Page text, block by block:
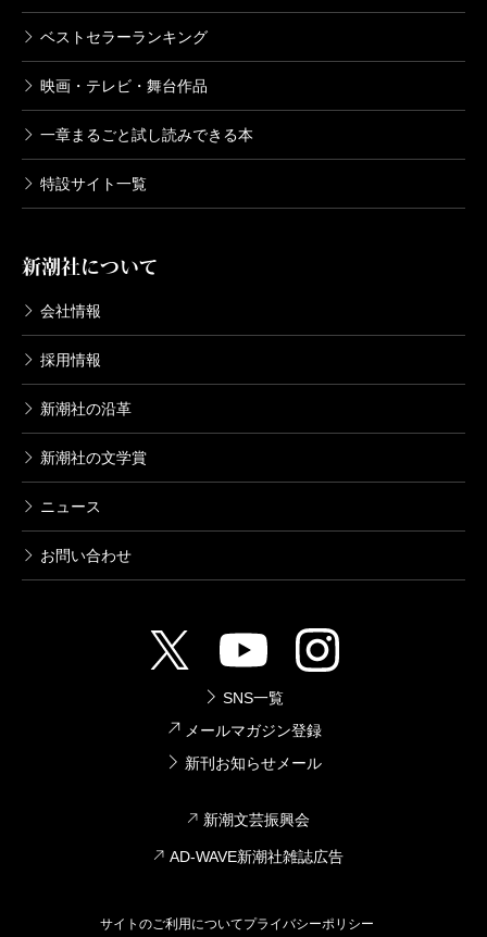
ベストセラーランキング
映画・テレビ・舞台作品
一章まるごと試し読みできる本
特設サイト一覧
新潮社について
会社情報
採用情報
新潮社の沿革
新潮社の文学賞
ニュース
お問い合わせ
SNS一覧
メールマガジン登録
新刊お知らせメール
新潮文芸振興会
AD-WAVE新潮社雑誌広告
サイトのご利用についてプライバシーポリシー